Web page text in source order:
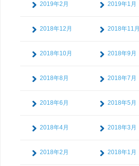
2019年2月 2019年1月
2018年12月 2018年11月
2018年10月 2018年9月
2018年8月 2018年7月
2018年6月 2018年5月
2018年4月 2018年3月
2018年2月 2018年1月